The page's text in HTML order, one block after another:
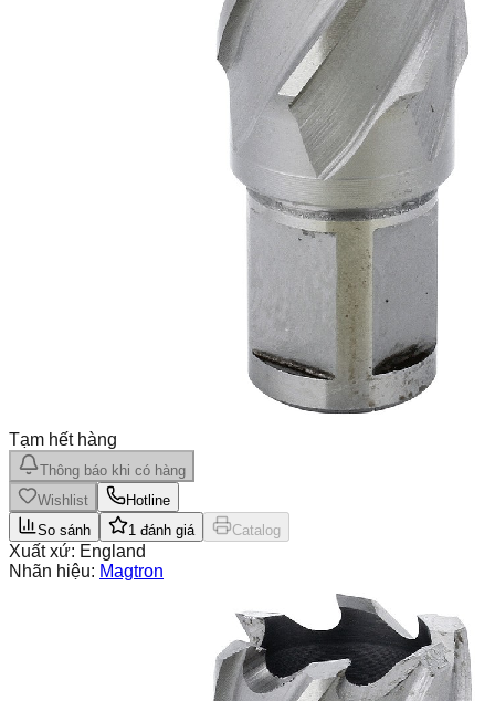
Tạm hết hàng
Thông báo khi có hàng
Wishlist
Hotline
So sánh
1 đánh giá Catalog
Xuất xứ: England
Nhãn hiệu: Magtron